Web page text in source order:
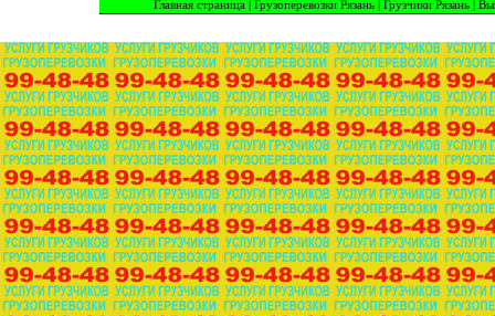
Главная страница | Грузоперевозки Рязань | Грузчики Рязань |